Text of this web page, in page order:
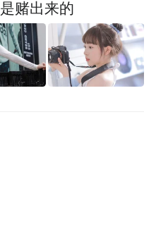
赌出来的